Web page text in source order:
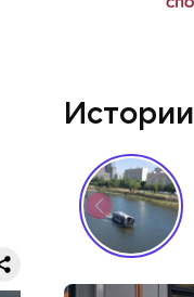
Истории